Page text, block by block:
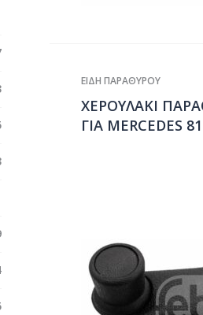
ΕΙΔΗ ΠΑΡΑΘΥΡΟΥ
ΧΕΡΟΥΛΑΚΙ
ΓΙΑ MERCEDES